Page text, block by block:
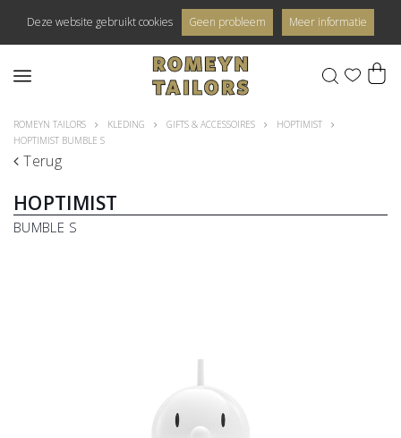
Deze website gebruikt cookies Geen probleem Meer informatie
0
Terug
ROMEYN TAILORS KLEDING GIFTS & ACCESSOIRES
HOPTIMIST
HOPTIMIST BUMBLE S
HOPTIMIST
BUMBLE S